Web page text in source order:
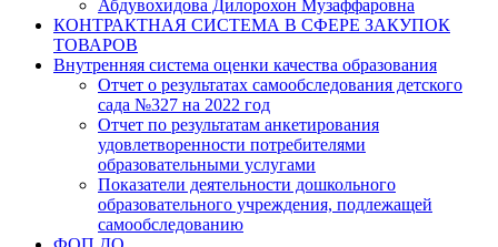
Абдувохидова Дилорохон Музаффаровна
КОНТРАКТНАЯ СИСТЕМА В СФЕРЕ ЗАКУПОК
ТОВАРОВ
Внутренняя система оценки качества образования
Отчет о результатах самообследования детского
сада №327 на 2022 год
Отчет по результатам анкетирования
удовлетворенности потребителями
образовательными услугами
Показатели деятельности дошкольного
образовательного учреждения, подлежащей
самообследованию